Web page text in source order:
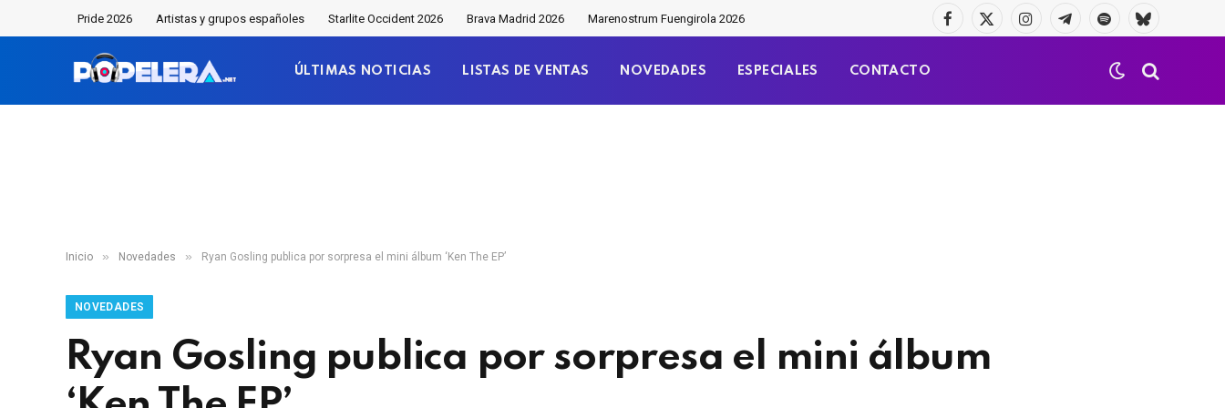
Pride 2026 Artistas y grupos españoles Starlite Occident 2026 Brava Madrid 2026 Marenostrum Fuengirola 2026
Facebook
X
InstagramTelegramaSpotifyBluesky
ÚLTIMAS NOTICIAS LISTAS DE VENTAS NOVEDADES ESPECIALES CONTACTO
Inicio » Novedades » Ryan Gosling publica por sorpresa el mini álbum ‘Ken The EP’
NOVEDADES
Ryan Gosling publica por sorpresa el mini álbum